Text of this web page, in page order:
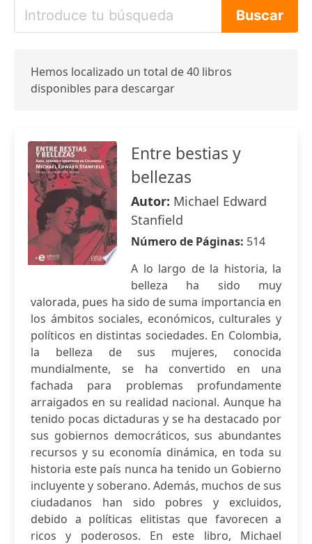
Hemos localizado un total de 40 libros
disponibles para descargar
Entre bestias y
bellezas
Autor: Michael Edward
Stanfield
Número de Páginas: 514
A lo largo de la historia, la
belleza ha sido muy
valorada, pues ha sido de suma importancia en
los ámbitos sociales, económicos, culturales y
políticos en distintas sociedades. En Colombia,
la belleza de sus mujeres, conocida
mundialmente, se ha convertido en una
fachada para problemas profundamente
arraigados en su realidad nacional. Aunque ha
tenido pocas dictaduras y se ha destacado por
sus gobiernos democráticos, sus abundantes
recursos y su economía dinámica, en toda su
historia este país nunca ha tenido un Gobierno
incluyente y soberano. Además, muchos de sus
ciudadanos han sido pobres y excluidos,
debido a políticas elitistas que favorecen a
ricos y poderosos. En este libro, Michael